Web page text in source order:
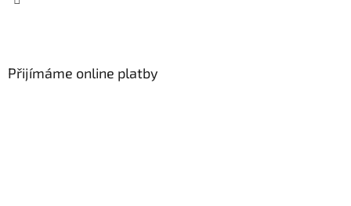
Přijímáme online platby